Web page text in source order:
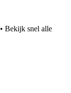
• Bekijk snel alle